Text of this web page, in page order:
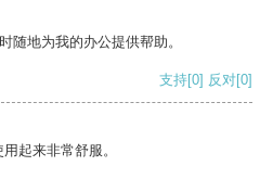
随地为我的办公提供帮助。
支持[0] 反对[0]
起来非常舒服。